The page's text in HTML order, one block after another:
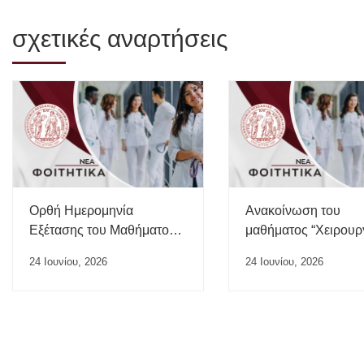
σχετικές αναρτήσεις
Ορθή Ημερομηνία
Εξέτασης του Μαθήματος
24 Ιουνίου, 2026
Ανακοίνωση του
μαθήματος
24 Ιουνίου, 2026